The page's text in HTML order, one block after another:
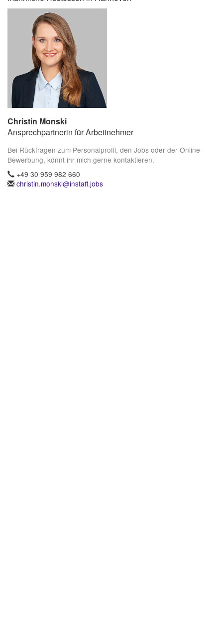
Christin Monski
Ansprechpartnerin für Arbeitnehmer
Bei Rückfragen zum Personalprofil, den Jobs oder der Online
Bewerbung, könnt ihr mich gerne kontaktieren.
+49 30 959 982 660
christin.monski@instaff.jobs